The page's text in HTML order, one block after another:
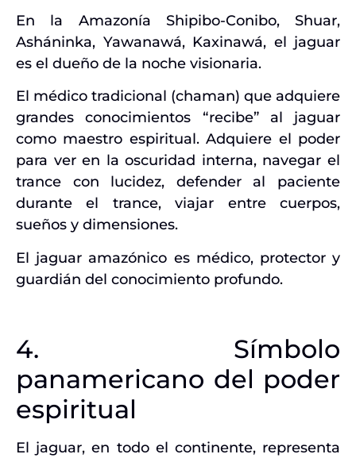
En la Amazonía Shipibo-Conibo, Shuar,
Asháninka, Yawanawá, Kaxinawá, el jaguar
es el dueño de la noche visionaria.
El médico tradicional (chaman) que adquiere
grandes conocimientos “recibe” al jaguar
como maestro espiritual. Adquiere el poder
para ver en la oscuridad interna, navegar el
trance con lucidez, defender al paciente
durante el trance, viajar entre cuerpos,
sueños y dimensiones.
El jaguar amazónico es médico, protector y
guardián del conocimiento profundo.
4. Símbolo
panamericano del poder
espiritual
El jaguar, en todo el continente, representa